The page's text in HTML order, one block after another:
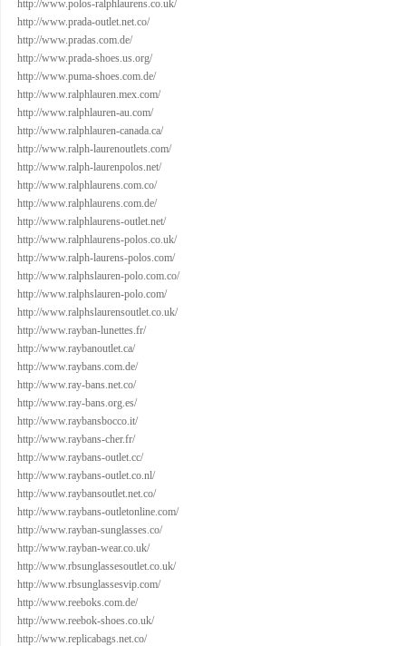
http://www.polos-ralphlaurens.co.uk/
http://www.prada-outlet.net.co/
http://www.pradas.com.de/
http://www.prada-shoes.us.org/
http://www.puma-shoes.com.de/
http://www.ralphlauren.mex.com/
http://www.ralphlauren-au.com/
http://www.ralphlauren-canada.ca/
http://www.ralph-laurenoutlets.com/
http://www.ralph-laurenpolos.net/
http://www.ralphlaurens.com.co/
http://www.ralphlaurens.com.de/
http://www.ralphlaurens-outlet.net/
http://www.ralphlaurens-polos.co.uk/
http://www.ralph-laurens-polos.com/
http://www.ralphslauren-polo.com.co/
http://www.ralphslauren-polo.com/
http://www.ralphslaurensoutlet.co.uk/
http://www.rayban-lunettes.fr/
http://www.raybanoutlet.ca/
http://www.raybans.com.de/
http://www.ray-bans.net.co/
http://www.ray-bans.org.es/
http://www.raybansbocco.it/
http://www.raybans-cher.fr/
http://www.raybans-outlet.cc/
http://www.raybans-outlet.co.nl/
http://www.raybansoutlet.net.co/
http://www.raybans-outletonline.com/
http://www.rayban-sunglasses.co/
http://www.rayban-wear.co.uk/
http://www.rbsunglassesoutlet.co.uk/
http://www.rbsunglassesvip.com/
http://www.reeboks.com.de/
http://www.reebok-shoes.co.uk/
http://www.replicabags.net.co/